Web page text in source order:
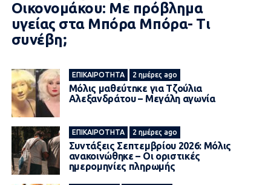
Οικονομάκου: Με πρόβλημα
υγείας στα Μπόρα Μπόρα- Τι
συνέβη;
ΕΠΙΚΑΙΡΌΤΗΤΑ 2 ημέρες ago
Μόλις μαθεύτnκε για Τζούλια
Αλεξανδράτου – Μεγάλη αγωνία
ΕΠΙΚΑΙΡΌΤΗΤΑ 2 ημέρες ago
Συντάξεις Σεπτεμβρίου 2026: Μόλις
ανακοινώθηκε – Οι οριστικές
ημερομηνίες πληρωμής